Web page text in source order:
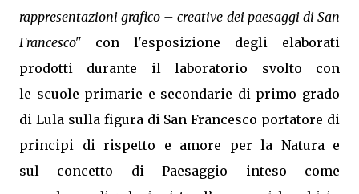
rappresentazioni grafico – creative dei paesaggi di San
Francesco" con l'esposizione degli elaborati
prodotti durante il laboratorio svolto con
le scuole primarie e secondarie di primo grado
di Lula sulla figura di San Francesco portatore di
principi di rispetto e amore per la Natura e
sul concetto di Paesaggio inteso come